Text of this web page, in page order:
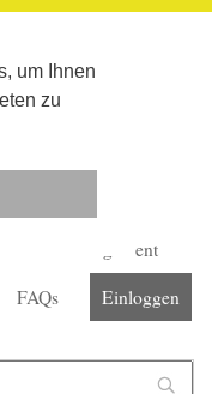
um Ihnen
zu
Corona-Management
FAQs Einloggen